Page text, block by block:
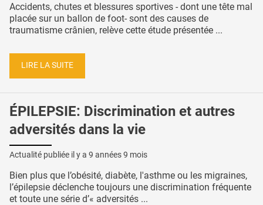
Accidents, chutes et blessures sportives - dont une tête mal
placée sur un ballon de foot- sont des causes de
traumatisme crânien, relève cette étude présentée ...
LIRE LA SUITE
ÉPILEPSIE: Discrimination et autres
adversités dans la vie
Actualité publiée il y a 9 années 9 mois
Bien plus que l’obésité, diabète, l'asthme ou les migraines,
l’épilepsie déclenche toujours une discrimination fréquente
et toute une série d’« adversités ...